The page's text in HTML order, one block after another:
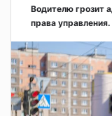
Водителю грозит
права управления.